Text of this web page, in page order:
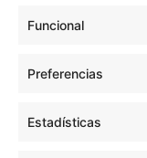
Funcional
Preferencias
Estadísticas
Política de cookies
veronicaruiz.es